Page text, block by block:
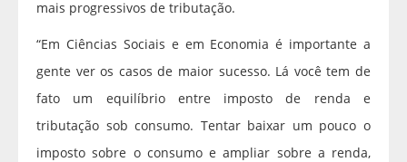
mais progressivos de tributação.
“Em Ciências Sociais e em Economia é importante a
gente ver os casos de maior sucesso. Lá você tem de
fato um equilíbrio entre imposto de renda e
tributação sob consumo. Tentar baixar um pouco o
imposto sobre o consumo e ampliar sobre a renda,